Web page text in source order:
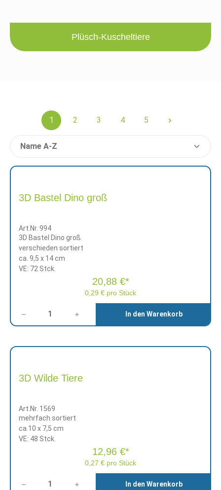
Plüsch-Kuscheltiere
1 2 3 4 5
3D Bastel Dino groß
Art.Nr. 994
3D Bastel Dino groß
verschieden sortiert
ca. 9,5 x 14 cm
VE: 72 Stck.
0,29 € pro Stück
20,88 €*
In den Warenkorb
3D Wilde Tiere
Art.Nr. 1569
mehrfach sortiert
ca.10 x 7,5 cm
VE: 48 Stck.
0,27 € pro Stück
12,96 €*
In den Warenkorb